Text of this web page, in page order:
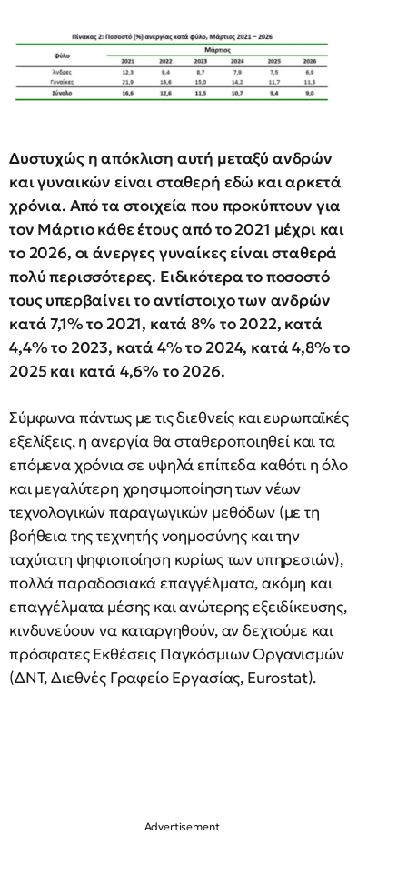
Δυστυχώς η απόκλιση αυτή μεταξύ ανδρών
και γυναικών είναι σταθερή εδώ και αρκετά
χρόνια. Από τα στοιχεία που προκύπτουν για
τον Μάρτιο κάθε έτους από το 2021 μέχρι και
το 2026, οι άνεργες γυναίκες είναι σταθερά
πολύ περισσότερες. Ειδικότερα το ποσοστό
τους υπερβαίνει το αντίστοιχο των ανδρών
κατά 7,1% το 2021, κατά 8% το 2022, κατά
4,4% το 2023, κατά 4% το 2024, κατά 4,8% το
2025 και κατά 4,6% το 2026.
Σύμφωνα πάντως με τις διεθνείς και ευρωπαϊκές
εξελίξεις, η ανεργία θα σταθεροποιηθεί και τα
επόμενα χρόνια σε υψηλά επίπεδα καθότι η όλο
και μεγαλύτερη χρησιμοποίηση των νέων
τεχνολογικών παραγωγικών μεθόδων (με τη
βοήθεια της τεχνητής νοημοσύνης και την
ταχύτατη ψηφιοποίηση κυρίως των υπηρεσιών),
πολλά παραδοσιακά επαγγέλματα, ακόμη και
επαγγέλματα μέσης και ανώτερης εξειδίκευσης,
κινδυνεύουν να καταργηθούν, αν δεχτούμε και
πρόσφατες Εκθέσεις Παγκόσμιων Οργανισμών
(ΔΝΤ, Διεθνές Γραφείο Εργασίας, Eurostat).